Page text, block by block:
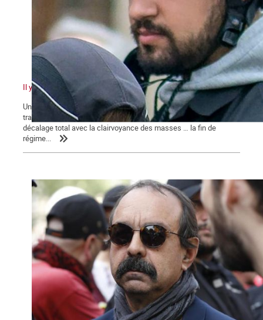
Il y a quelque chose de pourri au royaume de Macron
Un pouvoir en marche pour sa réélection qui n’en finit pas de
traîner des casseroles judiciaires … Une classe politique en
décalage total avec la clairvoyance des masses … la fin de
régime...